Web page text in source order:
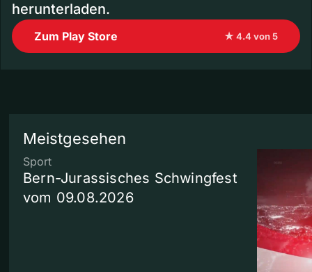
herunterladen.
Zum Play Store ★ 4.4 von 5
Meistgesehen
Sport
Bern-Jurassisches Schwingfest
vom 09.08.2026